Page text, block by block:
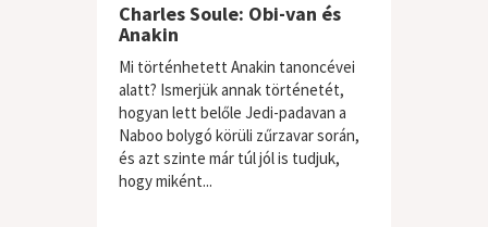
Charles Soule: Obi-van és
Anakin
Mi történhetett Anakin tanoncévei
alatt? Ismerjük annak történetét,
hogyan lett belőle Jedi-padavan a
Naboo bolygó körüli zűrzavar során,
és azt szinte már túl jól is tudjuk,
hogy miként...